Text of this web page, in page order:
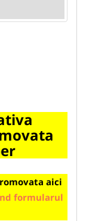
aici
formularul